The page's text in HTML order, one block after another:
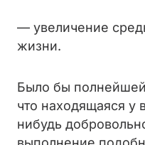
— увеличение
жизни.
Было бы полнейшей
что находящаяся у
нибудь